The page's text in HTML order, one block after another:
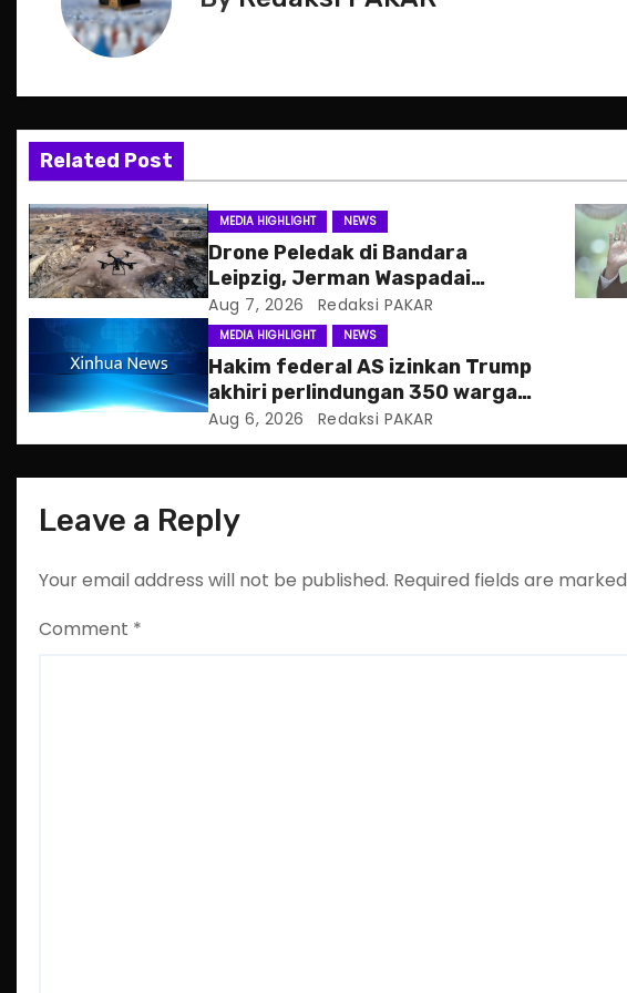
v
i
g
a
t
i
o
n
Related Post
MEDIA HIGHLIGHT NEWS
Drone Peledak di Bandara
Leipzig, Jerman Waspadai
Serangan Hibrida Rusia
Aug 7, 2026 Redaksi PAKAR
MEDIA HIGHLIGHT NEWS
Hakim federal AS izinkan Trump
akhiri perlindungan 350 warga
Haiti
Aug 6, 2026 Redaksi PAKAR
Leave a Reply
Your email address will not be published. Required fields are marked
Comment *